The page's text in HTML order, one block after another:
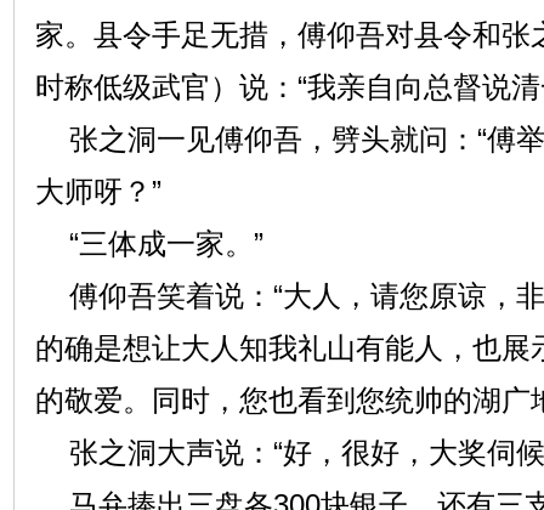
家。县令手足无措，傅仰吾对县令和张
时称低级武官）说：“我亲自向总督说清
张之洞一见傅仰吾，劈头就问：“傅
大师呀？”
“三体成一家。”
傅仰吾笑着说：“大人，请您原谅，
的确是想让大人知我礼山有能人，也展
的敬爱。同时，您也看到您统帅的湖广
张之洞大声说：“好，很好，大奖伺